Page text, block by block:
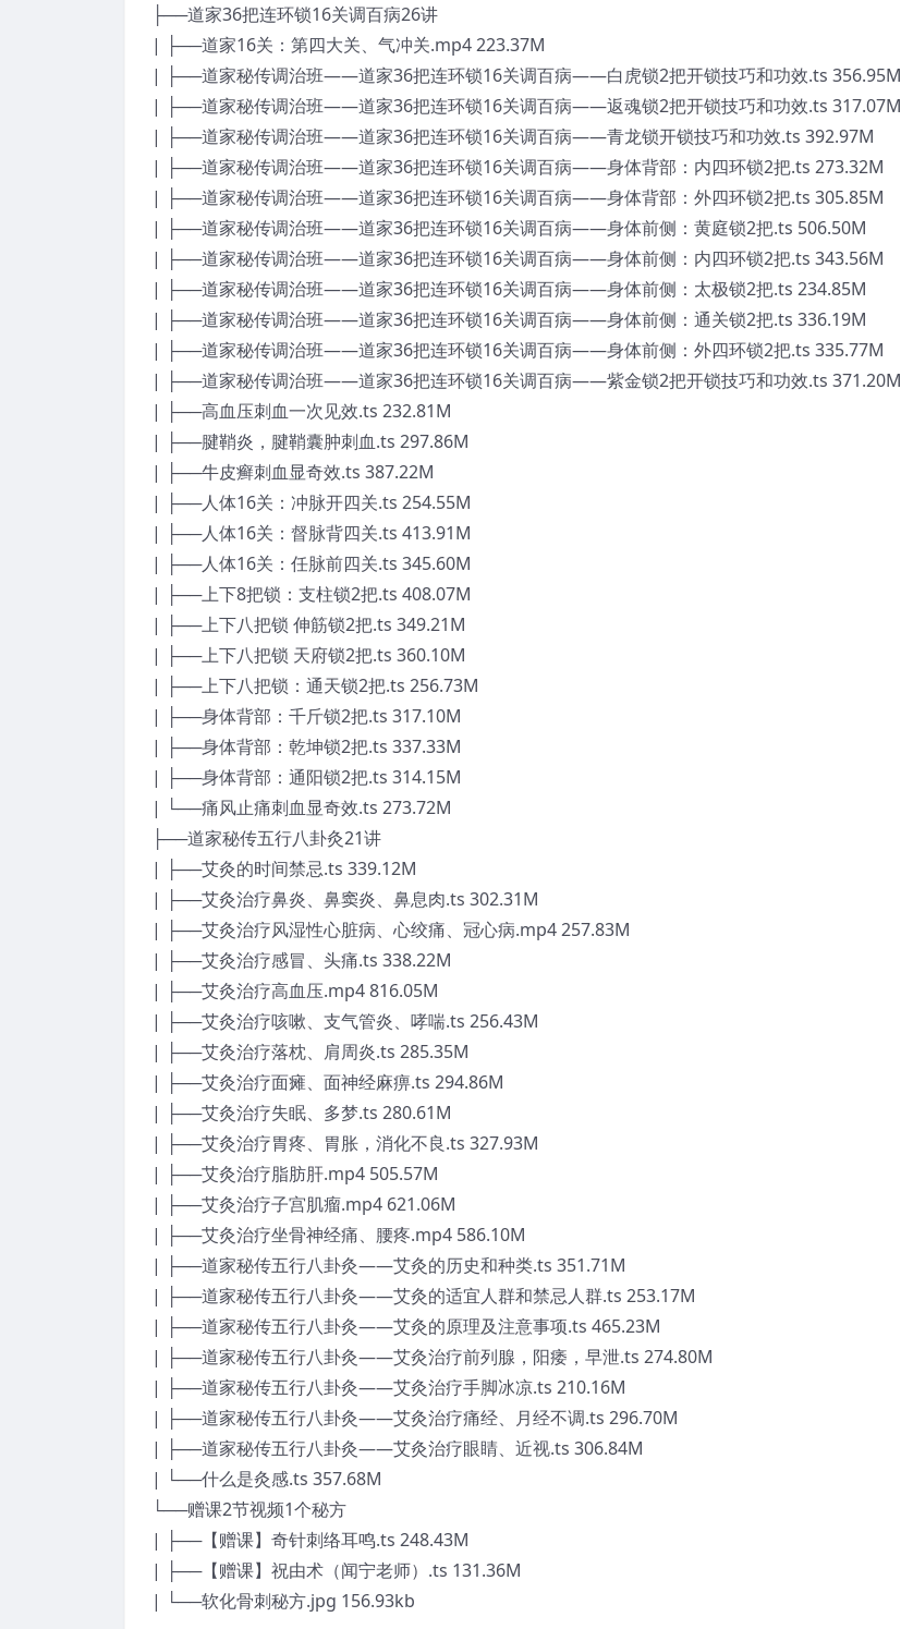
├──道家36把连环锁16关调百病26讲
| ├──道家16关：第四大关、气冲关.mp4 223.37M
| ├──道家秘传调治班——道家36把连环锁16关调百病——白虎锁2把开锁技巧和功效.ts 356.95M
| ├──道家秘传调治班——道家36把连环锁16关调百病——返魂锁2把开锁技巧和功效.ts 317.07M
| ├──道家秘传调治班——道家36把连环锁16关调百病——青龙锁开锁技巧和功效.ts 392.97M
| ├──道家秘传调治班——道家36把连环锁16关调百病——身体背部：内四环锁2把.ts 273.32M
| ├──道家秘传调治班——道家36把连环锁16关调百病——身体背部：外四环锁2把.ts 305.85M
| ├──道家秘传调治班——道家36把连环锁16关调百病——身体前侧：黄庭锁2把.ts 506.50M
| ├──道家秘传调治班——道家36把连环锁16关调百病——身体前侧：内四环锁2把.ts 343.56M
| ├──道家秘传调治班——道家36把连环锁16关调百病——身体前侧：太极锁2把.ts 234.85M
| ├──道家秘传调治班——道家36把连环锁16关调百病——身体前侧：通关锁2把.ts 336.19M
| ├──道家秘传调治班——道家36把连环锁16关调百病——身体前侧：外四环锁2把.ts 335.77M
| ├──道家秘传调治班——道家36把连环锁16关调百病——紫金锁2把开锁技巧和功效.ts 371.20M
| ├──高血压刺血一次见效.ts 232.81M
| ├──腱鞘炎，腱鞘囊肿刺血.ts 297.86M
| ├──牛皮癣刺血显奇效.ts 387.22M
| ├──人体16关：冲脉开四关.ts 254.55M
| ├──人体16关：督脉背四关.ts 413.91M
| ├──人体16关：任脉前四关.ts 345.60M
| ├──上下8把锁：支柱锁2把.ts 408.07M
| ├──上下八把锁 伸筋锁2把.ts 349.21M
| ├──上下八把锁 天府锁2把.ts 360.10M
| ├──上下八把锁：通天锁2把.ts 256.73M
| ├──身体背部：千斤锁2把.ts 317.10M
| ├──身体背部：乾坤锁2把.ts 337.33M
| ├──身体背部：通阳锁2把.ts 314.15M
| └──痛风止痛刺血显奇效.ts 273.72M
├──道家秘传五行八卦灸21讲
| ├──艾灸的时间禁忌.ts 339.12M
| ├──艾灸治疗鼻炎、鼻窦炎、鼻息肉.ts 302.31M
| ├──艾灸治疗风湿性心脏病、心绞痛、冠心病.mp4 257.83M
| ├──艾灸治疗感冒、头痛.ts 338.22M
| ├──艾灸治疗高血压.mp4 816.05M
| ├──艾灸治疗咳嗽、支气管炎、哮喘.ts 256.43M
| ├──艾灸治疗落枕、肩周炎.ts 285.35M
| ├──艾灸治疗面瘫、面神经麻痹.ts 294.86M
| ├──艾灸治疗失眠、多梦.ts 280.61M
| ├──艾灸治疗胃疼、胃胀，消化不良.ts 327.93M
| ├──艾灸治疗脂肪肝.mp4 505.57M
| ├──艾灸治疗子宫肌瘤.mp4 621.06M
| ├──艾灸治疗坐骨神经痛、腰疼.mp4 586.10M
| ├──道家秘传五行八卦灸——艾灸的历史和种类.ts 351.71M
| ├──道家秘传五行八卦灸——艾灸的适宜人群和禁忌人群.ts 253.17M
| ├──道家秘传五行八卦灸——艾灸的原理及注意事项.ts 465.23M
| ├──道家秘传五行八卦灸——艾灸治疗前列腺，阳痿，早泄.ts 274.80M
| ├──道家秘传五行八卦灸——艾灸治疗手脚冰凉.ts 210.16M
| ├──道家秘传五行八卦灸——艾灸治疗痛经、月经不调.ts 296.70M
| ├──道家秘传五行八卦灸——艾灸治疗眼睛、近视.ts 306.84M
| └──什么是灸感.ts 357.68M
└──赠课2节视频1个秘方
| ├──【赠课】奇针刺络耳鸣.ts 248.43M
| ├──【赠课】祝由术（闻宁老师）.ts 131.36M
| └──软化骨刺秘方.jpg 156.93kb